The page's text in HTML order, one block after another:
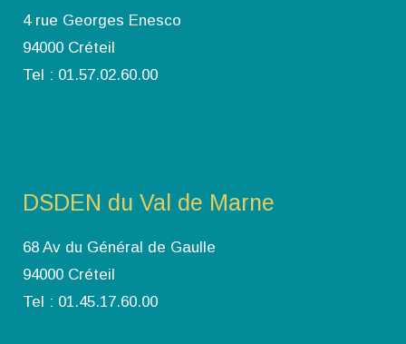
4 rue Georges Enesco
94000 Créteil
Tel : 01.57.02.60.00
DSDEN du Val de Marne
68 Av du Général de Gaulle
94000 Créteil
Tel : 01.45.17.60.00